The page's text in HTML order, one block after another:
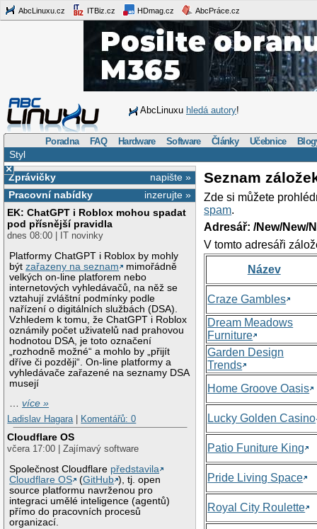
AbcLinuxu.cz ITBiz.cz HDmag.cz AbcPráce.cz
AbcLinuxu hledá autory!
Poradna FAQ Hardware Software Články Učebnice
Styl
×
napište »
Zprávičky
inzerujte »
Pracovní nabídky
EK: ChatGPT i Roblox mohou spadat
pod přísnější pravidla
dnes 08:00 | IT novinky
Platformy ChatGPT i Roblox by mohly
býtzařazeny na seznam
mimořádně
velkých on-line platforem nebo
internetových vyhledávačů, na něž se
vztahují zvláštní podmínky podle
nařízení o digitálních službách (DSA).
Vzhledem k tomu, že ChatGPT i Roblox
oznámily počet uživatelů nad prahovou
hodnotou DSA, je toto označení
„rozhodně možné“ a mohlo by „přijít
dříve či později“. On-line platformy a
vyhledávače zařazené na seznamy DSA
musejí
…více »
Ladislav Hagara
Komentářů: 0
Cloudflare OS
včera 17:00 | Zajímavý software
Společnost Cloudflare představila
Cloudflare OS
(GitHub ), tj. open
source platformu navrženou pro
integraci umělé inteligence (agentů)
přímo do pracovních procesů
organizací.
Seznam
Zde si můžete
spam.
Adresář: /New/New/
V tomto adresáři
Název
Craze Gambles
Dream Meadows
Furniture
Garden Design
Trends
Home Groove Oasis
Lucky Golden Casino
Patio Funiture King
Pride Living Space
Royal City Roulette